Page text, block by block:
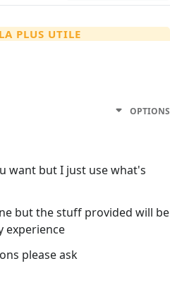
PLUS UTILE
OPTIONS
want but I just use what's
but the stuff provided will be
experience
please ask